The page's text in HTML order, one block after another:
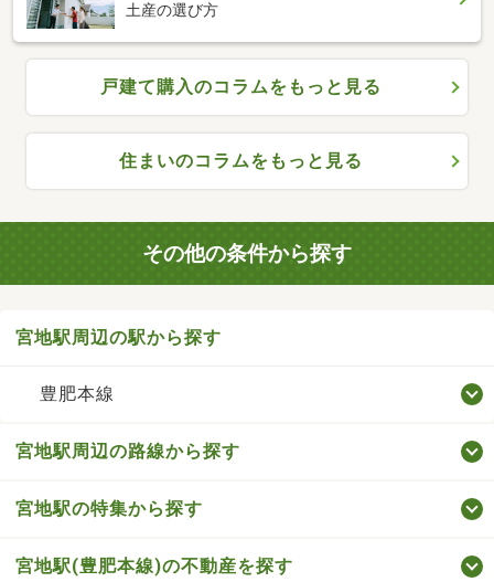
土産の選び方
戸建て購入のコラムをもっと見る
住まいのコラムをもっと見る
その他の条件から探す
宮地駅周辺の駅から探す
豊肥本線
宮地駅周辺の路線から探す
宮地駅の特集から探す
宮地駅(豊肥本線)の不動産を探す